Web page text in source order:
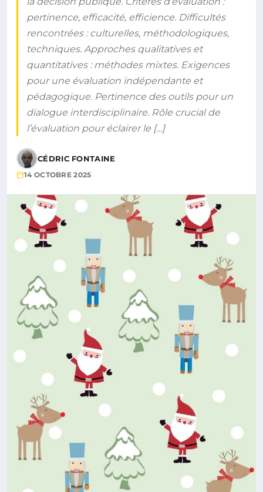
pertinence, efficacité, efficience. Difficultés
rencontrées : culturelles, méthodologiques,
techniques. Approches qualitatives et
quantitatives : méthodes mixtes. Exigences
pour une évaluation indépendante et
pédagogique. Pertinence des outils pour un
dialogue interdisciplinaire. Rôle crucial de
l’évaluation pour éclairer le […]
CÉDRIC FONTAINE
14 OCTOBRE 2025